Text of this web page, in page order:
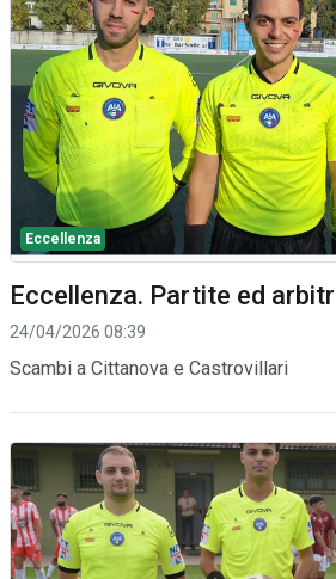
Eccellenza
Eccellenza. Partite ed
24/04/2026 08:39
Scambi a Cittanova e Castrovillari